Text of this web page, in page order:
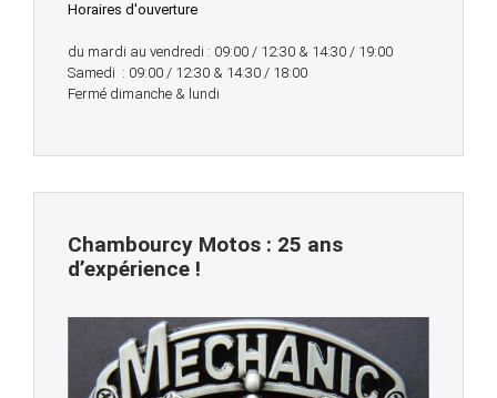
Horaires d'ouverture
du mardi au vendredi : 09:00 / 12:30 & 14:30 / 19:00
Samedi : 09:00 / 12:30 & 14:30 / 18:00
Fermé dimanche & lundi
Chambourcy Motos : 25 ans
d’expérience !